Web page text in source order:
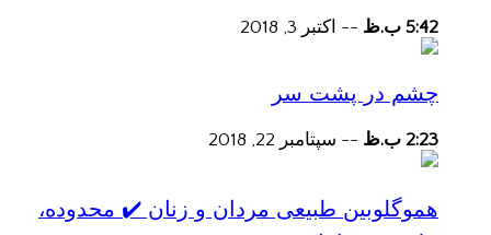
5:42 ب.ظ -- اکتبر 3, 2018
چشم در پشت سر
2:23 ب.ظ -- سپتامبر 22, 2018
هموگلوبین طبیعی مردان و زنان ✔️ محدوده،